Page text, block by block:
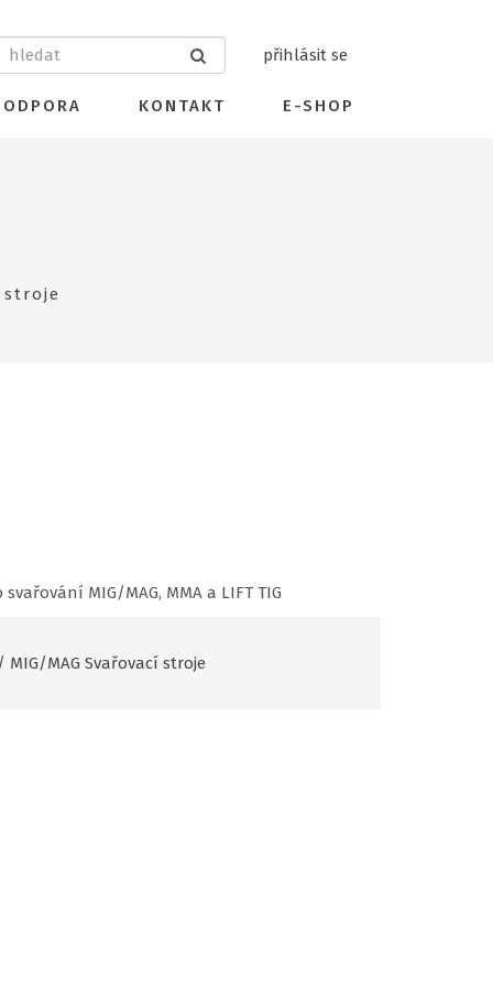
přihlásit se
KONTAKT E-SHOP
stroje
MIG/MAG, MMA a LIFT TIG
MIG/MAG Svařovací stroje